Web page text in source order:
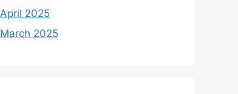
April 2025
March 2025